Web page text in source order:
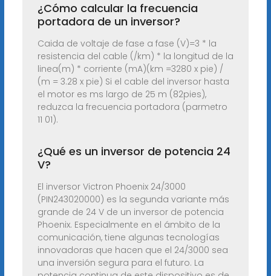
¿Cómo calcular la frecuencia
portadora de un inversor?
Caida de voltaje de fase a fase (V)=3 * la
resistencia del cable (/km) * la longitud de la
linea(m) * corriente (mA)(km =3280 x pie) /
(m = 3.28 x pie) Si el cable del inversor hasta
el motor es ms largo de 25 m (82pies),
reduzca la frecuencia portadora (parmetro
11 01).
¿Qué es un inversor de potencia 24
V?
El inversor Victron Phoenix 24/3000
(PIN243020000) es la segunda variante más
grande de 24 V de un inversor de potencia
Phoenix. Especialmente en el ámbito de la
comunicación, tiene algunas tecnologías
innovadoras que hacen que el 24/3000 sea
una inversión segura para el futuro. La